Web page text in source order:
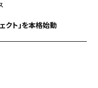
クト」を本格始動